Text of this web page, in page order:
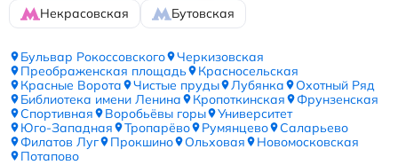
Некрасовская
Бутовская
Бульвар Рокоссовского
Черкизовская
Преображенская площадь
Красносельская
Красные Ворота
Чистые пруды Лубянка
Охотный Ряд
Библиотека имени Ленина
Кропоткинская
Фрунзенская
Спортивная
Воробьёвы горы
Университет
Юго-Западная
Тропарёво Румянцево
Саларьево
Филатов Луг
Прокшино Ольховая
Новомосковская
Потапово